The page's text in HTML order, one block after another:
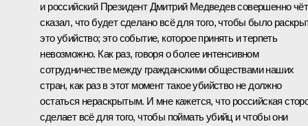
и российский Президент Дмитрий Медведев совершенно
сказал, что будет сделано всё для того, чтобы было
это убийство; это событие, которое принять и терпеть
невозможно. Как раз, говоря о более интенсивном
сотрудничестве между гражданскими обществами наших
стран, как раз в этот момент такое убийство не должно
остаться нераскрытым. И мне кажется, что российская
сделает всё для того, чтобы поймать убийц и чтобы они